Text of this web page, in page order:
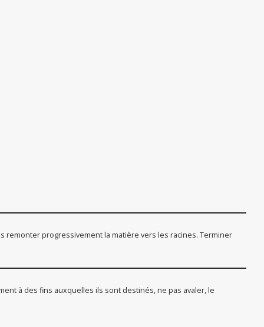
remonter progressivement la matière vers les racines. Terminer
à des fins auxquelles ils sont destinés, ne pas avaler, le